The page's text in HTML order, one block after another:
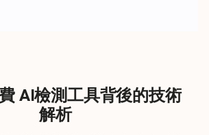
AI檢測工具背後的技術
解析